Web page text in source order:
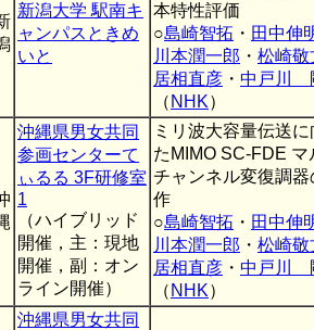
新潟大学 駅南キ
ャンパスときめ
いと
本特性評価
○島崎智拓 ・ 田中伸
川本潤一郎 ・ 松崎敬
居相直彦 ・ 中戸川
（ NHK）
沖縄県男女共同
参画センターて
ぃるる 3F研修室
1
（ハイブリッド
開催，主：現地
開催，副：オン
ライン開催）
ミリ波大容量伝送に
たMIMO SC-FDE マ
チャンネル変復調器
作
○島崎智拓 ・ 田中伸
川本潤一郎 ・ 松崎敬
居相直彦 ・ 中戸川
（ NHK）
沖縄県男女共同